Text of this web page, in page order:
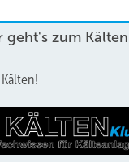
geht's zum